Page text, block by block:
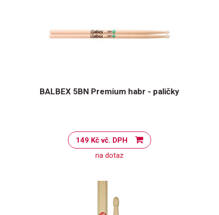
BALBEX 5BN Premium habr - paličky
149 Kč vč. DPH
na dotaz